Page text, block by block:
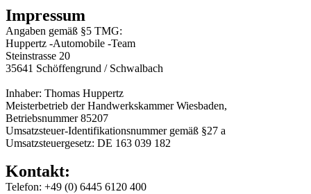
Impressum
Angaben gemäß §5 TMG:
Huppertz -Automobile -Team
Steinstrasse 20
35641 Schöffengrund / Schwalbach
Inhaber: Thomas Huppertz
Meisterbetrieb der Handwerkskammer Wiesbaden,
Betriebsnummer 85207
Umsatzsteuer-Identifikationsnummer gemäß §27 a
Umsatzsteuergesetz: DE 163 039 182
Kontakt:
Telefon: +49 (0) 6445 6120 400